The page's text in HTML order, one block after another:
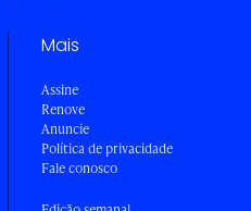
Mais
Assine
Renove
Anuncie
Política de privacidade
Fale conosco